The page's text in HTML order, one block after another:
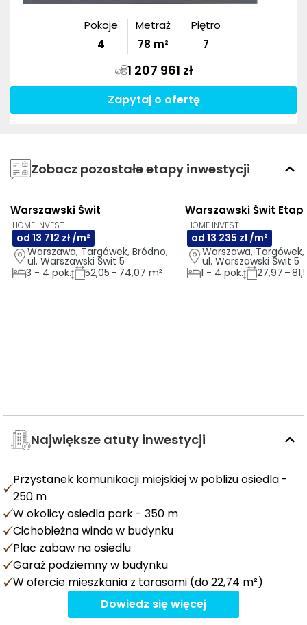
Pokoje
4
Metraż
78 m²
Piętro
7
1 207 961 zł
Zapytaj o ofertę
Zobacz pozostałe etapy inwestycji
3D AI GOTOWE DO ODBIORU
Warszawski Świt
HOME INVEST
od 13 712 zł /m²
Warszawa, Targówek, Bródno,
ul. Warszawski Świt 5
3 - 4 pok. 52,05 – 74,07 m²
3D AI
Warszawski Świt Etap
HOME INVEST
od 13 235 zł /m²
Warszawa, Targówek,
ul. Warszawski Świt 5
1 - 4 pok. 27,97 –
Największe atuty inwestycji
Przystanek komunikacji miejskiej w pobliżu osiedla -
250 m
W okolicy osiedla park - 350 m
Cichobieżna winda w budynku
Plac zabaw na osiedlu
Garaż podziemny w budynku
W ofercie mieszkania z tarasami (do 22,74 m²)
Dowiedz się więcej